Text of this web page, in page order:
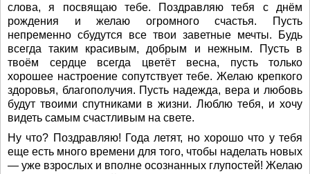
слова, я посвящаю тебе. Поздравляю тебя с днём
рождения и желаю огромного счастья. Пусть
непременно сбудутся все твои заветные мечты. Будь
всегда таким красивым, добрым и нежным. Пусть в
твоём сердце всегда цветёт весна, пусть только
хорошее настроение сопутствует тебе. Желаю крепкого
здоровья, благополучия. Пусть надежда, вера и любовь
будут твоими спутниками в жизни. Люблю тебя, и хочу
видеть самым счастливым на свете.
Ну что? Поздравляю! Года летят, но хорошо что у тебя
еще есть много времени для того, чтобы наделать новых
— уже взрослых и вполне осознанных глупостей! Желаю